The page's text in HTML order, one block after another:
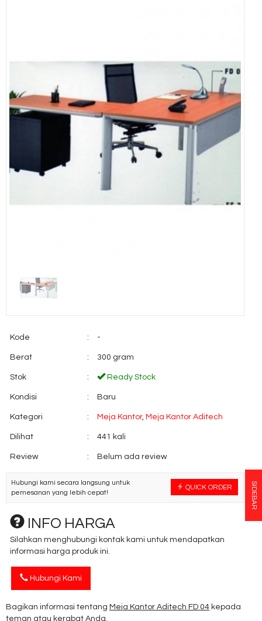
Kode : -
Berat : 300 gram
Stok : Ready Stock
Kondisi : Baru
Kategori : Meja Kantor, Meja Kantor Aditech
Dilihat : 441 kali
Review : Belum ada review
QUICK ORDER
Hubungi kami secara langsung untuk
pemesanan yang lebih cepat!
INFO HARGA
Silahkan menghubungi kontak kami untuk mendapatkan
informasi harga produk ini.
Hubungi Kami
Bagikan informasi tentang Meja Kantor Aditech FD 04 kepada
teman atau kerabat Anda.
SIDEBAR